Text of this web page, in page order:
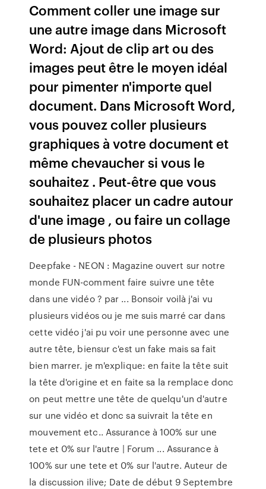
Comment coller une image sur
une autre image dans Microsoft
Word: Ajout de clip art ou des
images peut être le moyen idéal
pour pimenter n'importe quel
document. Dans Microsoft Word,
vous pouvez coller plusieurs
graphiques à votre document et
même chevaucher si vous le
souhaitez . Peut-être que vous
souhaitez placer un cadre autour
d'une image , ou faire un collage
de plusieurs photos
Deepfake - NEON : Magazine ouvert sur notre
monde FUN-comment faire suivre une tête
dans une vidéo ? par ... Bonsoir voilà j'ai vu
plusieurs vidéos ou je me suis marré car dans
cette vidéo j'ai pu voir une personne avec une
autre tête, biensur c'est un fake mais sa fait
bien marrer. je m'explique: en faite la tête suit
la tête d'origine et en faite sa la remplace donc
on peut mettre une tête de quelqu'un d'autre
sur une vidéo et donc sa suivrait la tête en
mouvement etc.. Assurance à 100% sur une
tete et 0% sur l'autre | Forum ... Assurance à
100% sur une tete et 0% sur l'autre. Auteur de
la discussion ilive; Date de début 9 Septembre